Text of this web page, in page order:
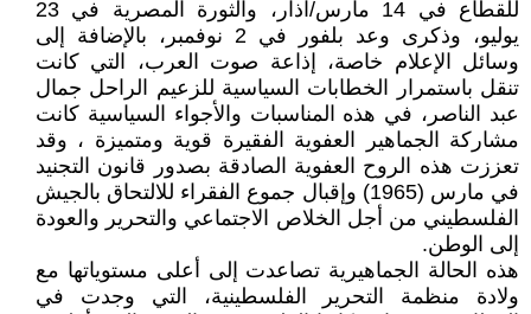
للقطاع في 14 مارس/آذار، والثورة المصرية في 23
يوليو، وذكرى وعد بلفور في 2 نوفمبر، بالإضافة إلى
وسائل الإعلام خاصة، إذاعة صوت العرب، التي كانت
تنقل باستمرار الخطابات السياسية للزعيم الراحل جمال
عبد الناصر، في هذه المناسبات والأجواء السياسية كانت
مشاركة الجماهير العفوية الفقيرة قوية ومتميزة ، وقد
تعززت هذه الروح العفوية الصادقة بصدور قانون التجنيد
في مارس (1965) وإقبال جموع الفقراء للالتحاق بالجيش
الفلسطيني من أجل الخلاص الاجتماعي والتحرير والعودة
إلى الوطن.
هذه الحالة الجماهيرية تصاعدت إلى أعلى مستوياتها مع
ولادة منظمة التحرير الفلسطينية، التي وجدت في